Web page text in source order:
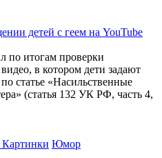
детей с геем на YouTube
по итогам проверки
в котором дети задают
статье «Насильственные
(статья 132 УК РФ, часть 4,
Картинки Юмор